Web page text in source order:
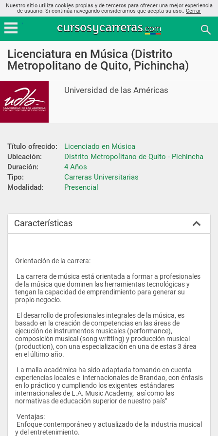
Nuestro sitio utiliza cookies propias y de terceros para ofrecer una mejor experiencia
de usuario. Si continúa navegando consideramos que acepta su uso.. Cerrar
Licenciatura en Música (Distrito
Metropolitano de Quito, Pichincha)
Universidad de las Américas
Título ofrecido:
Licenciado en Música
Ubicación:
Distrito Metropolitano de Quito - Pichincha
Duración:
4 Años
Tipo:
Carreras Universitarias
Modalidad:
Presencial
Características
Orientación de la carrera:
de la música que dominen las herramientas tecnológicas y
tengan la capacidad de emprendimiento para generar su
propio negocio.
basado en la creación de competencias en las áreas de
ejecución de instrumentos musicales (performance),
composición musical (song writting) y producción musical
(production), con una especialización en una de estas 3 área
en el último año.
experiencias locales e  internacionales de Brandao, con énfasis
en lo práctico y cumpliendo los exigentes  estándares
internacionales de L.A. Music Academy,  así como las
normativas de educación superior de nuestro país"
Ventajas:
y del entretenimiento.